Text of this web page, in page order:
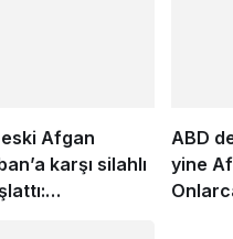
Afgan
karşı silahlı
ABD
yine